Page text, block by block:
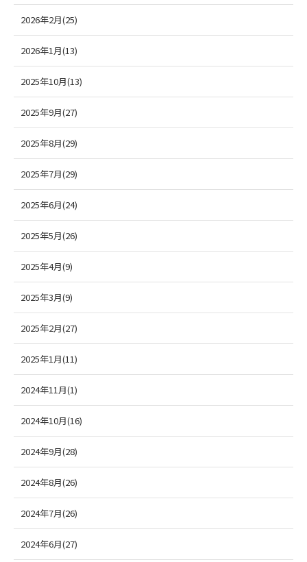
2026年2月(25)
2026年1月(13)
2025年10月(13)
2025年9月(27)
2025年8月(29)
2025年7月(29)
2025年6月(24)
2025年5月(26)
2025年4月(9)
2025年3月(9)
2025年2月(27)
2025年1月(11)
2024年11月(1)
2024年10月(16)
2024年9月(28)
2024年8月(26)
2024年7月(26)
2024年6月(27)